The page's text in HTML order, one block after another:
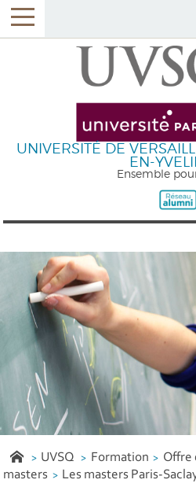
UNIVERSITÉ DE
EN-
Ensemble
UVSQ Formation Offre
masters
Les masters Paris-